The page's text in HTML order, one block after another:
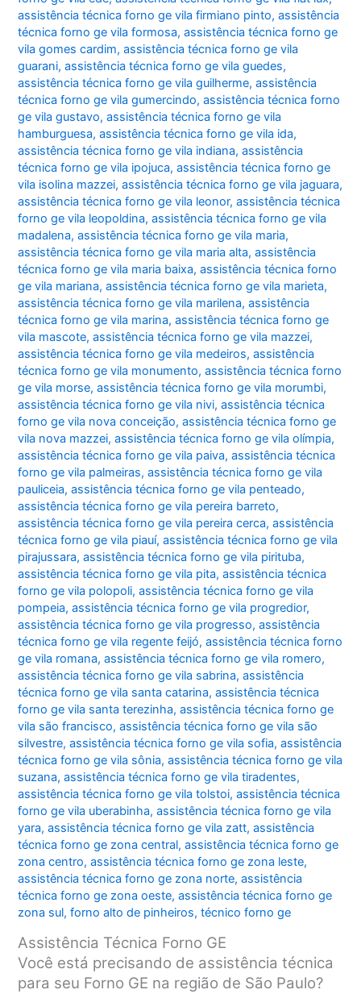
assistência técnica forno ge vila firmiano pinto,assistência
técnica forno ge vila formosa,assistência técnica forno ge
vila gomes cardim,assistência técnica forno ge vila
guarani,assistência técnica forno ge vila guedes,
assistência técnica forno ge vila guilherme,assistência
técnica forno ge vila gumercindo,assistência técnica forno
ge vila gustavo,assistência técnica forno ge vila
hamburguesa,assistência técnica forno ge vila ida,
assistência técnica forno ge vila indiana,assistência
técnica forno ge vila ipojuca,assistência técnica forno ge
vila isolina mazzei,assistência técnica forno ge vila jaguara,
assistência técnica forno ge vila leonor,assistência técnica
forno ge vila leopoldina,assistência técnica forno ge vila
madalena,assistência técnica forno ge vila maria,
assistência técnica forno ge vila maria alta,assistência
técnica forno ge vila maria baixa,assistência técnica forno
ge vila mariana,assistência técnica forno ge vila marieta,
assistência técnica forno ge vila marilena,assistência
técnica forno ge vila marina,assistência técnica forno ge
vila mascote,assistência técnica forno ge vila mazzei,
assistência técnica forno ge vila medeiros,assistência
técnica forno ge vila monumento,assistência técnica forno
ge vila morse,assistência técnica forno ge vila morumbi,
assistência técnica forno ge vila nivi,assistência técnica
forno ge vila nova conceição,assistência técnica forno ge
vila nova mazzei,assistência técnica forno ge vila olímpia,
assistência técnica forno ge vila paiva,assistência técnica
forno ge vila palmeiras,assistência técnica forno ge vila
pauliceia,assistência técnica forno ge vila penteado,
assistência técnica forno ge vila pereira barreto,
assistência técnica forno ge vila pereira cerca,assistência
técnica forno ge vila piauí,assistência técnica forno ge vila
pirajussara,assistência técnica forno ge vila pirituba,
assistência técnica forno ge vila pita,assistência técnica
forno ge vila polopoli,assistência técnica forno ge vila
pompeia,assistência técnica forno ge vila progredior,
assistência técnica forno ge vila progresso,assistência
técnica forno ge vila regente feijó,assistência técnica forno
ge vila romana,assistência técnica forno ge vila romero,
assistência técnica forno ge vila sabrina,assistência
técnica forno ge vila santa catarina,assistência técnica
forno ge vila santa terezinha,assistência técnica forno ge
vila são francisco,assistência técnica forno ge vila são
silvestre,assistência técnica forno ge vila sofia,assistência
técnica forno ge vila sônia,assistência técnica forno ge vila
suzana,assistência técnica forno ge vila tiradentes,
assistência técnica forno ge vila tolstoi,assistência técnica
forno ge vila uberabinha,assistência técnica forno ge vila
yara,assistência técnica forno ge vila zatt,assistência
técnica forno ge zona central,assistência técnica forno ge
zona centro,assistência técnica forno ge zona leste,
assistência técnica forno ge zona norte,assistência
técnica forno ge zona oeste,assistência técnica forno ge
zona sul,forno alto de pinheiros,técnico forno ge
Assistência Técnica Forno GE
Você está precisando de assistência técnica
para seu Forno GE na região de São Paulo?